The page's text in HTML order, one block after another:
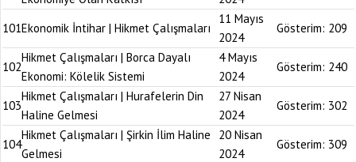
101Ekonomik İntihar | Hikmet Çalışmaları
11 Mayıs
2024
Gösterim: 209
102
Hikmet Çalışmaları | Borca Dayalı
Ekonomi: Kölelik Sistemi
4 Mayıs
2024
Gösterim: 240
103
Hikmet Çalışmaları | Hurafelerin Din
Haline Gelmesi
27 Nisan
2024
Gösterim: 302
104
Hikmet Çalışmaları | Şirkin İlim Haline
Gelmesi
20 Nisan
2024
Gösterim: 309